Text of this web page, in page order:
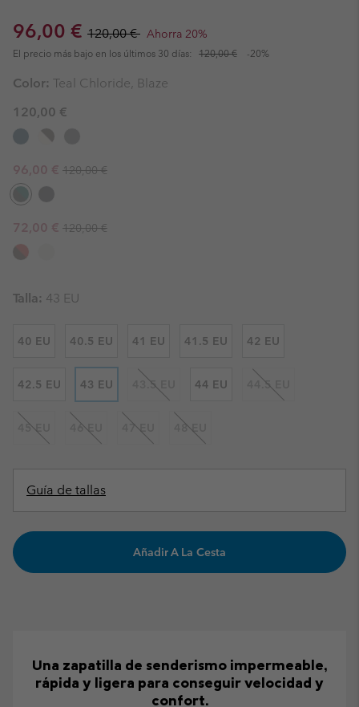
Sale price:
96,00 € Regular price:
120,00 € Ahorra 20%
El precio más bajo en los últimos 30 días: 120,00 € -20%
Color: Teal Chloride, Blaze
120,00 €
Sale price:
96,00 € Regular price:
120,00 €
Sale price:
72,00 € Regular price:
120,00 €
Talla: 43 EU
40 EU 40.5 EU 41 EU 41.5 EU 42 EU
42.5 EU 43 EU 43.5 EU 44 EU 44.5 EU
45 EU 46 EU 47 EU 48 EU
Guía de tallas
Añadir A La Cesta
Una zapatilla de senderismo impermeable,
rápida y ligera para conseguir velocidad y
confort.